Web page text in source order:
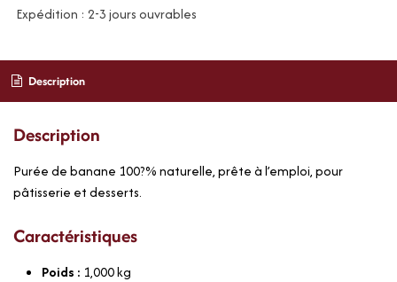
Expédition : 2-3 jours ouvrables
Description
Description
Purée de banane 100?% naturelle, prête à l’emploi, pour
pâtisserie et desserts.
Caractéristiques
Poids : 1,000kg